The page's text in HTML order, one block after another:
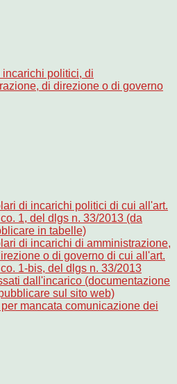
incarichi politici, di
di direzione o di governo
di incarichi politici di cui all'art.
1, del dlgs n. 33/2013 (da
in tabelle)
di incarichi di amministrazione,
o di governo di cui all'art.
1-bis, del dlgs n. 33/2013
dall'incarico (documentazione
sul sito web)
mancata comunicazione dei